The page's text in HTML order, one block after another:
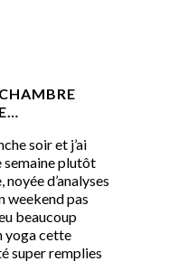
soir et j’ai
semaine plutôt
d’analyses
weekend pas
beaucoup
yoga cette
super remplies